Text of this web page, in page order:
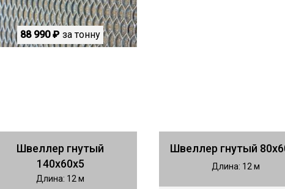
88 990 ₽ за тонну
Швеллер гнутый
140х60х5
Длина: 12 м
Швеллер гнутый
Длина: 12 м